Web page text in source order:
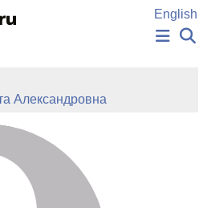
English
ИЗДАНИЯ
РУКОПИСЬ
ЗНАНИЙ
СЛОВА
Александровна